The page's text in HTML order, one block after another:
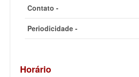
Contato -
Periodicidade -
Horário